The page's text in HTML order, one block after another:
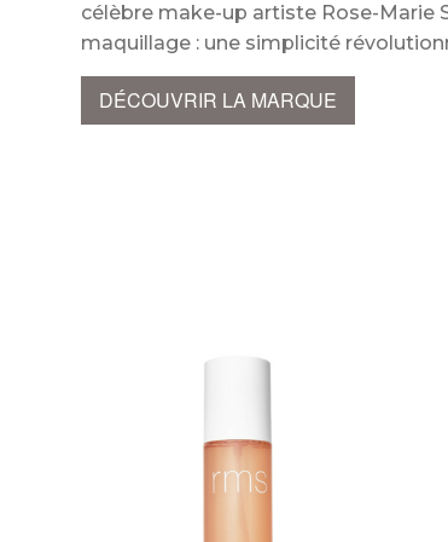
célèbre make-up artiste Rose-Marie
maquillage : une simplicité
DÉCOUVRIR LA MARQUE